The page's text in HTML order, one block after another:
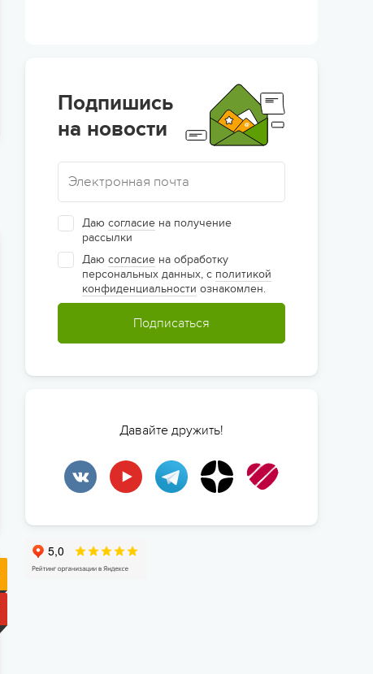
Подпишись
на новости
Даю согласие на получение
рассылки
Даю согласие на обработку
персональных данных, с политикой
конфиденциальности ознакомлен.
Подписаться
Давайте дружить!